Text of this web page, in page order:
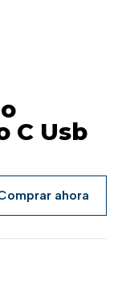
C Usb
ahora